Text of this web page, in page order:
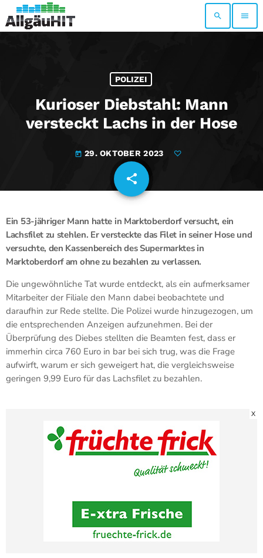
search menu
POLIZEI
Kurioser Diebstahl: Mann
versteckt Lachs in der Hose
today 29. OKTOBER 2023
share
email
Ein 53-jähriger Mann hatte in Marktoberdorf versucht, ein
Lachsfilet zu stehlen. Er versteckte das Filet in seiner Hose und
versuchte, den Kassenbereich des Supermarktes in
Marktoberdorf am ohne zu bezahlen zu verlassen.
Die ungewöhnliche Tat wurde entdeckt, als ein aufmerksamer
Mitarbeiter der Filiale den Mann dabei beobachtete und
daraufhin zur Rede stellte. Die Polizei wurde hinzugezogen, um
die entsprechenden Anzeigen aufzunehmen. Bei der
Überprüfung des Diebes stellten die Beamten fest, dass er
immerhin circa 760 Euro in bar bei sich trug, was die Frage
aufwirft, warum er sich geweigert hat, die vergleichsweise
geringen 9,99 Euro für das Lachsfilet zu bezahlen.
X